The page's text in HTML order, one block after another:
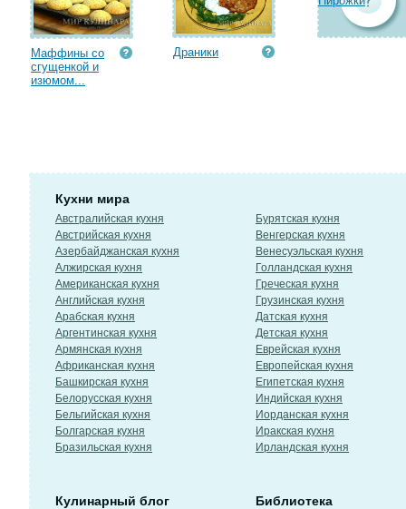
Маффины со
сгущенкой и
изюмом...
Драники
Кухни мира
Австралийская кухня
Австрийская кухня
Азербайджанская кухня
Алжирская кухня
Американская кухня
Английская кухня
Арабская кухня
Аргентинская кухня
Армянская кухня
Африканская кухня
Башкирская кухня
Белорусская кухня
Бельгийская кухня
Болгарская кухня
Бразильская кухня
Бурятская кухня
Венгерская кухня
Венесуэльская кухня
Голландская кухня
Греческая кухня
Грузинская кухня
Датская кухня
Детская кухня
Еврейская кухня
Европейская кухня
Египетская кухня
Индийская кухня
Иорданская кухня
Иракская кухня
Ирландская кухня
Кулинарный блог Библиотека